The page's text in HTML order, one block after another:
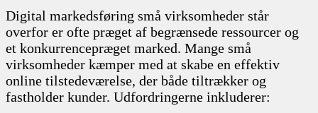
Digital markedsføring små virksomheder står
overfor er ofte præget af begrænsede ressourcer og
et konkurrencepræget marked. Mange små
virksomheder kæmper med at skabe en effektiv
online tilstedeværelse, der både tiltrækker og
fastholder kunder. Udfordringerne inkluderer: